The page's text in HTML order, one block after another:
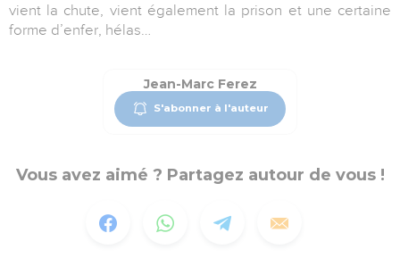
vient la chute, vient également la prison et une certaine
forme d’enfer, hélas…
Jean-Marc Ferez
S'abonner à l'auteur
Vous avez aimé ? Partagez autour de vous !